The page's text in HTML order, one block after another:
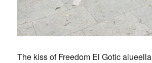
The kiss of Freedom El Gotic alueella